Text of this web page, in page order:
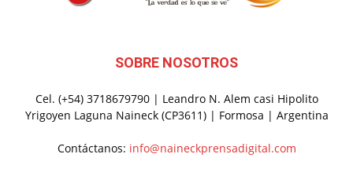
SOBRE NOSOTROS
Cel. (+54) 3718679790 | Leandro N. Alem casi Hipolito
Yrigoyen Laguna Naineck (CP3611) | Formosa | Argentina
Contáctanos: info@naineckprensadigital.com